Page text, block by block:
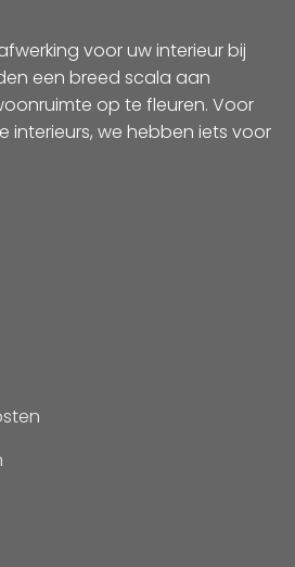
voor uw interieur bij
een breed scala aan
op te fleuren. Voor
interieurs, we hebben iets voor